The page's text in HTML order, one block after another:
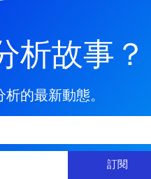
析故事？
的最新動態。
訂閱